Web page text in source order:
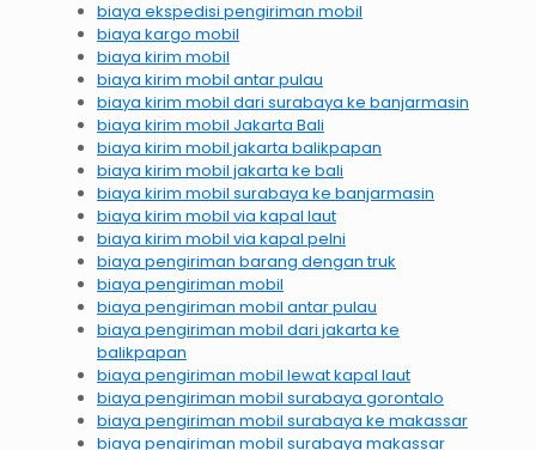
biaya ekspedisi pengiriman mobil
biaya kargo mobil
biaya kirim mobil
biaya kirim mobil antar pulau
biaya kirim mobil dari surabaya ke banjarmasin
biaya kirim mobil Jakarta Bali
biaya kirim mobil jakarta balikpapan
biaya kirim mobil jakarta ke bali
biaya kirim mobil surabaya ke banjarmasin
biaya kirim mobil via kapal laut
biaya kirim mobil via kapal pelni
biaya pengiriman barang dengan truk
biaya pengiriman mobil
biaya pengiriman mobil antar pulau
biaya pengiriman mobil dari jakarta ke
balikpapan
biaya pengiriman mobil lewat kapal laut
biaya pengiriman mobil surabaya gorontalo
biaya pengiriman mobil surabaya ke makassar
biaya pengiriman mobil surabaya makassar